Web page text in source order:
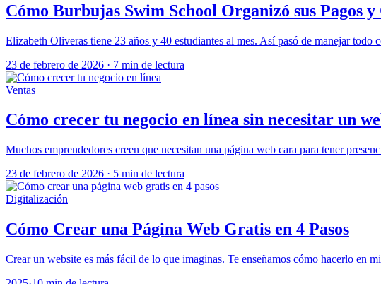
Cómo Burbujas Swim School Organizó sus Pagos
Elizabeth Oliveras tiene 23 años y 40 estudiantes al mes. Así pasó de manejar
23 de febrero de 2026 · 7 min de lectura
Ventas
Cómo crecer tu negocio en línea sin necesitar un
Muchos emprendedores creen que necesitan una página web cara para tener
23 de febrero de 2026 · 5 min de lectura
Digitalización
Cómo Crear una Página Web Gratis en 4 Pasos
Crear un website es más fácil de lo que imaginas. Te enseñamos cómo hacerlo en